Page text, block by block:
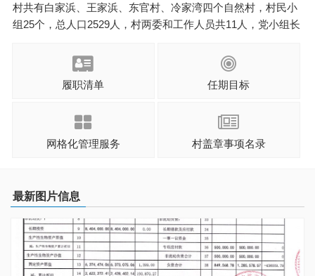
村共有白家浜、王家浜、东官村、冷家湾四个自然村，村民小
组25个，总人口2529人，村两委和工作人员共11人，党小组长
社区型形态的示范村、苏州市健康村、苏州市民主法治示范
村、苏州市文化设施建设优 ...
履职清单
任期目标
网格化管理服务 村盖章事项名录
最新图片信息